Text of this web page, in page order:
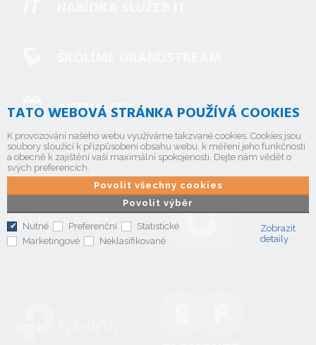
AKTUALITY
TATO WEBOVÁ STRÁNKA POUŽÍVÁ COOKIES
K provozování našeho webu využíváme takzvané cookies. Cookies jsou
soubory sloužící k přizpůsobení obsahu webu, k měření jeho funkčnosti
a obecně k zajištění vaší maximální spokojenosti. Dejte nám vědět o
svých preferencích.
Povolit výběr
Povolit všechny cookies
Nutné Preferenční
Statistické
Marketingové
Neklasifikované
Zobrazit
detaily